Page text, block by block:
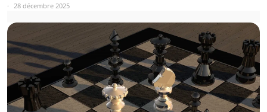
28 décembre 2025